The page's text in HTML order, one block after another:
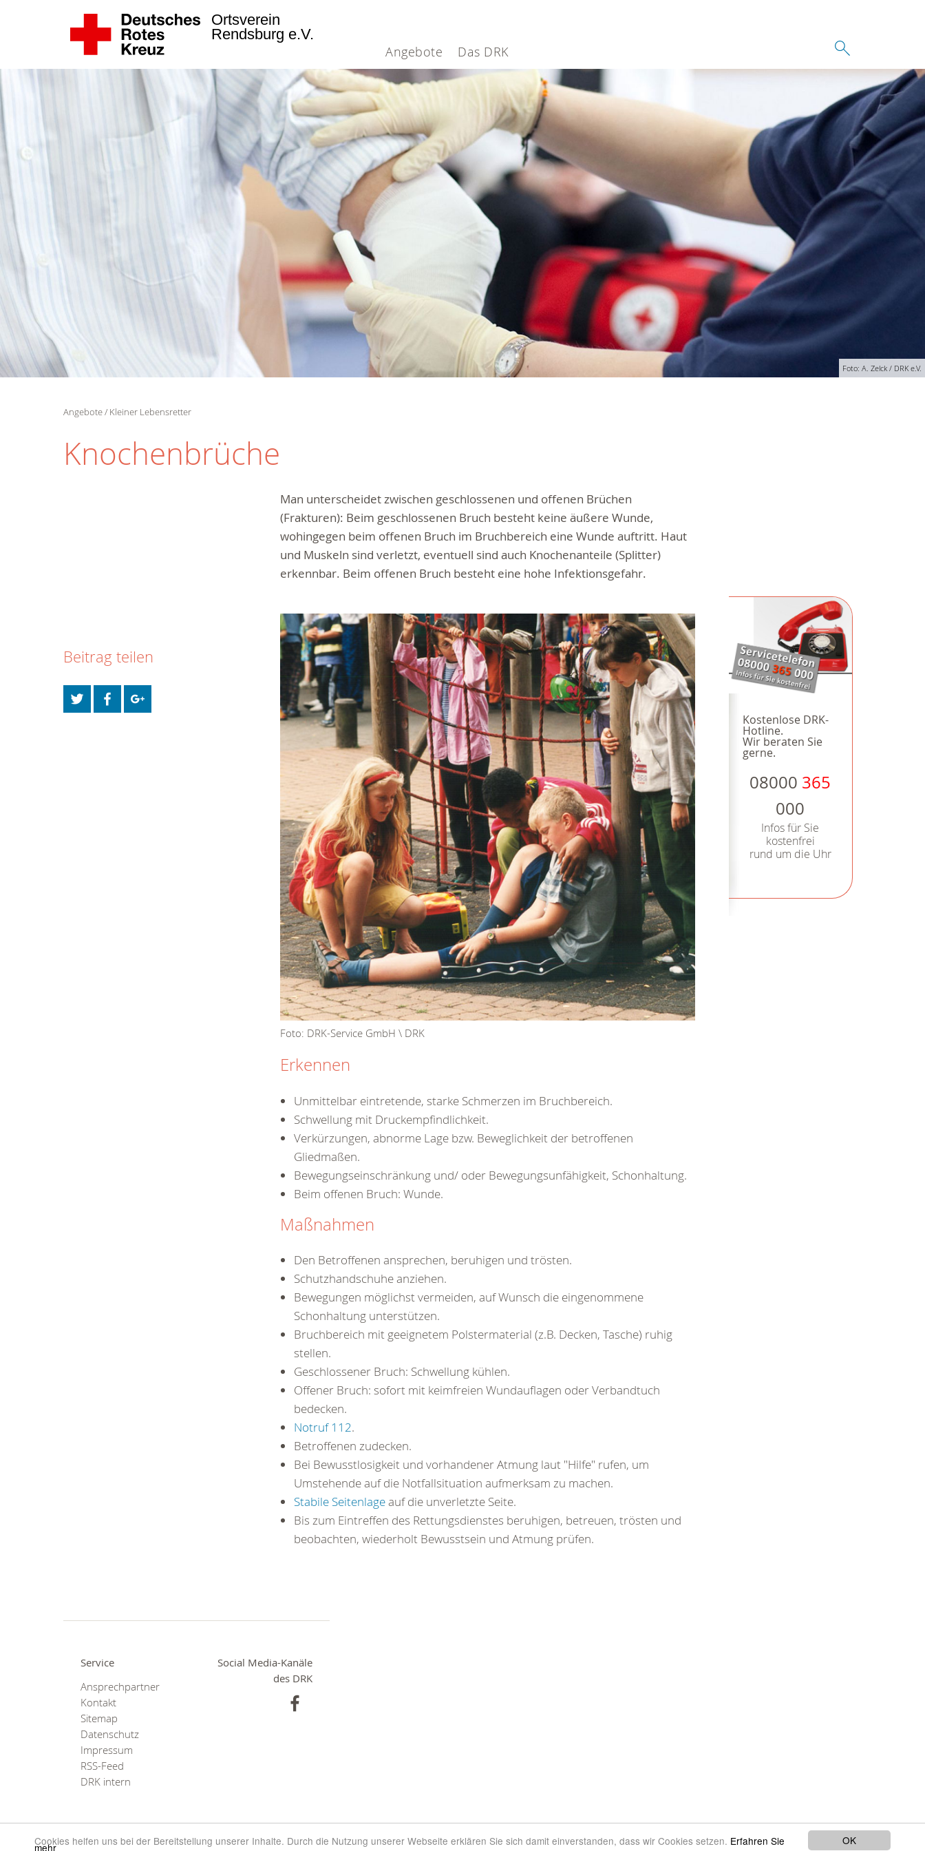
OK
Cookies helfen uns bei der Bereitstellung unserer Inhalte. Durch die Nutzung unserer Webseite erklären Sie sich damit einverstanden, dass wir Cookies setzen. Erfahren Sie
mehr
Angebote Das DRK
Ortsverein
Rendsburg e.V.
Foto: A. Zelck / DRK e.V.
Angebote Kleiner Lebensretter
Knochenbrüche
Man unterscheidet zwischen geschlossenen und offenen Brüchen
(Frakturen): Beim geschlossenen Bruch besteht keine äußere Wunde,
wohingegen beim offenen Bruch im Bruchbereich eine Wunde auftritt. Haut
und Muskeln sind verletzt, eventuell sind auch Knochenanteile (Splitter)
erkennbar. Beim offenen Bruch besteht eine hohe Infektionsgefahr.
Kostenlose DRK-
Hotline.
Wir beraten Sie
gerne.
08000 365
000
Infos für Sie
kostenfrei
rund um die Uhr
Foto: DRK-Service GmbH \ DRK
Erkennen
Unmittelbar eintretende, starke Schmerzen im Bruchbereich.
Schwellung mit Druckempfindlichkeit.
Verkürzungen, abnorme Lage bzw. Beweglichkeit der betroffenen
Gliedmaßen.
Bewegungseinschränkung und/ oder Bewegungsunfähigkeit, Schonhaltung.
Beim offenen Bruch: Wunde.
Maßnahmen
Den Betroffenen ansprechen, beruhigen und trösten.
Schutzhandschuhe anziehen.
Bewegungen möglichst vermeiden, auf Wunsch die eingenommene
Schonhaltung unterstützen.
Bruchbereich mit geeignetem Polstermaterial (z.B. Decken, Tasche) ruhig
stellen.
Geschlossener Bruch: Schwellung kühlen.
Offener Bruch: sofort mit keimfreien Wundauflagen oder Verbandtuch
bedecken.
Notruf 112.
Betroffenen zudecken.
Bei Bewusstlosigkeit und vorhandener Atmung laut "Hilfe" rufen, um
Umstehende auf die Notfallsituation aufmerksam zu machen.
Stabile Seitenlageauf die unverletzte Seite.
Bis zum Eintreffen des Rettungsdienstes beruhigen, betreuen, trösten und
beobachten, wiederholt Bewusstsein und Atmung prüfen.
Beitrag teilen
Service
Ansprechpartner
Kontakt
Sitemap
Datenschutz
Impressum
RSS-Feed
DRK intern
Social Media-Kanäle
des DRK